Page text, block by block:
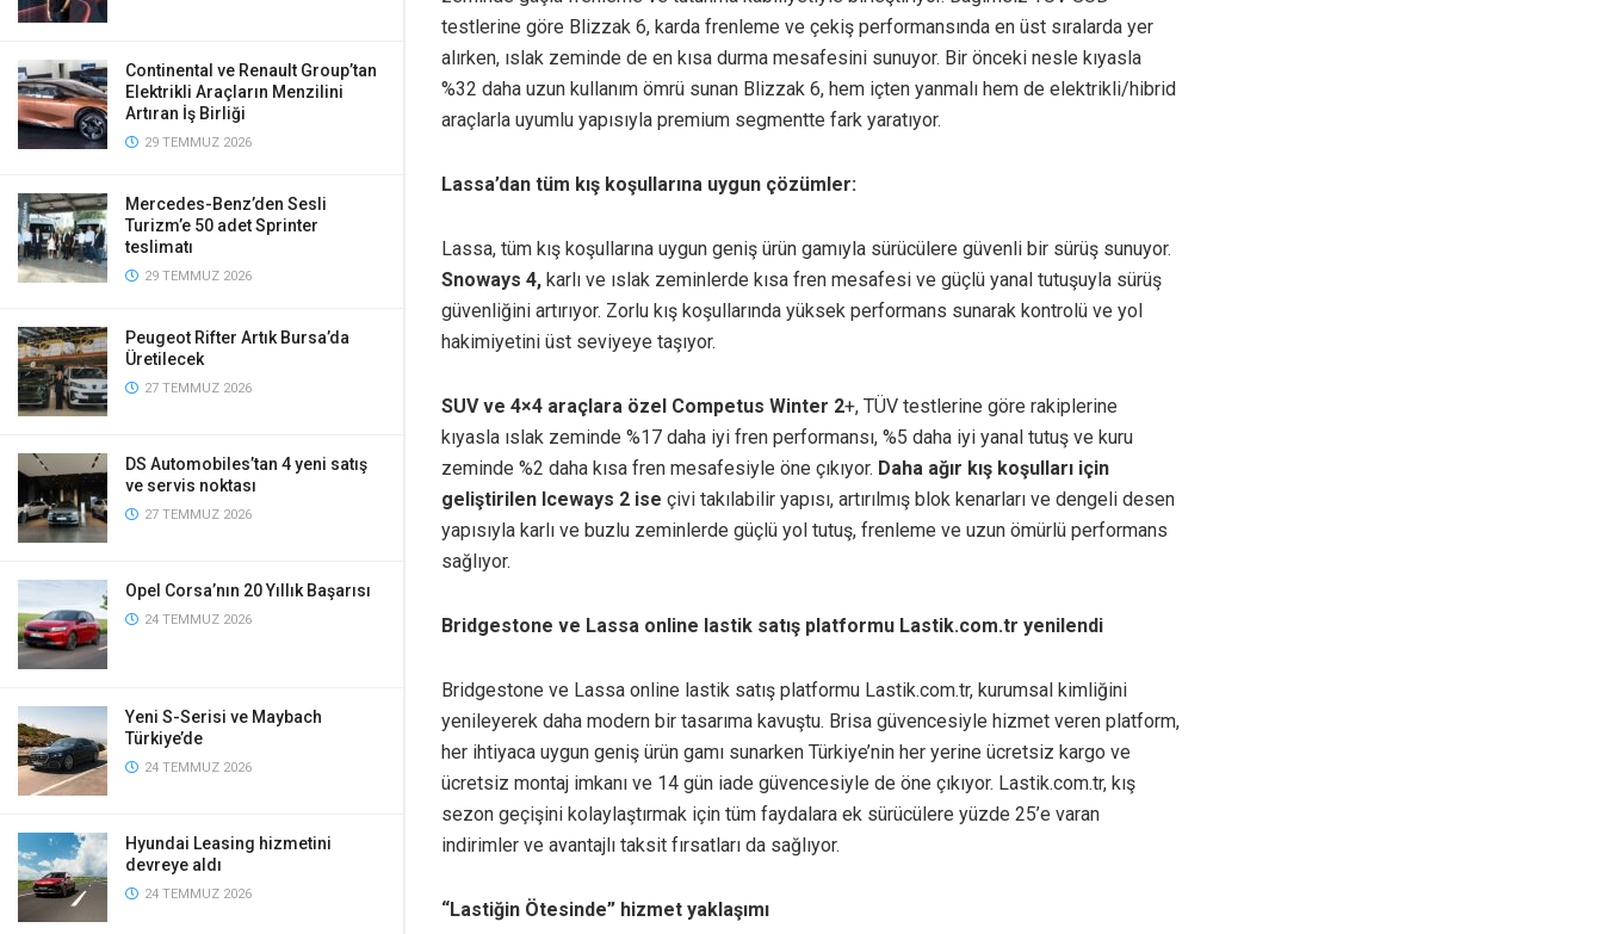
Continental ve Renault Group’tan
Elektrikli Araçların Menzilini
Artıran İş Birliği
29 TEMMUZ 2026
Mercedes-Benz’den Sesli
Turizm’e 50 adet Sprinter
teslimatı
29 TEMMUZ 2026
Peugeot Rifter Artık Bursa’da
Üretilecek
27 TEMMUZ 2026
DS Automobiles’tan 4 yeni satış
ve servis noktası
27 TEMMUZ 2026
Opel Corsa’nın 20 Yıllık Başarısı
24 TEMMUZ 2026
Yeni S-Serisi ve Maybach
Türkiye’de
24 TEMMUZ 2026
Hyundai Leasing hizmetini
devreye aldı
24 TEMMUZ 2026
testlerine göre Blizzak 6, karda frenleme ve çekiş performansında en üst sıralarda yer
alırken, ıslak zeminde de en kısa durma mesafesini sunuyor. Bir önceki nesle kıyasla
%32 daha uzun kullanım ömrü sunan Blizzak 6, hem içten yanmalı hem de elektrikli/hibrid
araçlarla uyumlu yapısıyla premium segmentte fark yaratıyor.
Lassa’dan tüm kış koşullarına uygun çözümler:
Lassa, tüm kış koşullarına uygun geniş ürün gamıyla sürücülere güvenli bir sürüş sunuyor.
Snoways 4, karlı ve ıslak zeminlerde kısa fren mesafesi ve güçlü yanal tutuşuyla sürüş
güvenliğini artırıyor. Zorlu kış koşullarında yüksek performans sunarak kontrolü ve yol
hakimiyetini üst seviyeye taşıyor.
SUV ve 4×4 araçlara özel Competus Winter 2+, TÜV testlerine göre rakiplerine
kıyasla ıslak zeminde %17 daha iyi fren performansı, %5 daha iyi yanal tutuş ve kuru
zeminde %2 daha kısa fren mesafesiyle öne çıkıyor. Daha ağır kış koşulları için
geliştirilen Iceways 2 ise çivi takılabilir yapısı, artırılmış blok kenarları ve dengeli desen
yapısıyla karlı ve buzlu zeminlerde güçlü yol tutuş, frenleme ve uzun ömürlü performans
sağlıyor.
Bridgestone ve Lassa online lastik satış platformu Lastik.com.tr yenilendi
Bridgestone ve Lassa online lastik satış platformu Lastik.com.tr, kurumsal kimliğini
yenileyerek daha modern bir tasarıma kavuştu. Brisa güvencesiyle hizmet veren platform,
her ihtiyaca uygun geniş ürün gamı sunarken Türkiye’nin her yerine ücretsiz kargo ve
ücretsiz montaj imkanı ve 14 gün iade güvencesiyle de öne çıkıyor. Lastik.com.tr, kış
sezon geçişini kolaylaştırmak için tüm faydalara ek sürücülere yüzde 25’e varan
indirimler ve avantajlı taksit fırsatları da sağlıyor.
“Lastiğin Ötesinde” hizmet yaklaşımı